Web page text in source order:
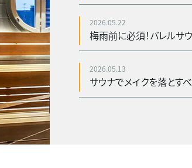
2026.05.22
2026.05.13